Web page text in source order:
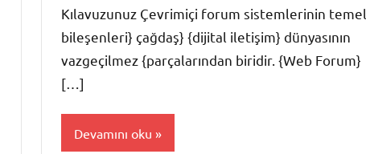
Kılavuzunuz Çevrimiçi forum sistemlerinin temel
bileşenleri} çağdaş} {dijital iletişim} dünyasının
vazgeçilmez {parçalarından biridir. {Web Forum}
[…]
Devamını oku